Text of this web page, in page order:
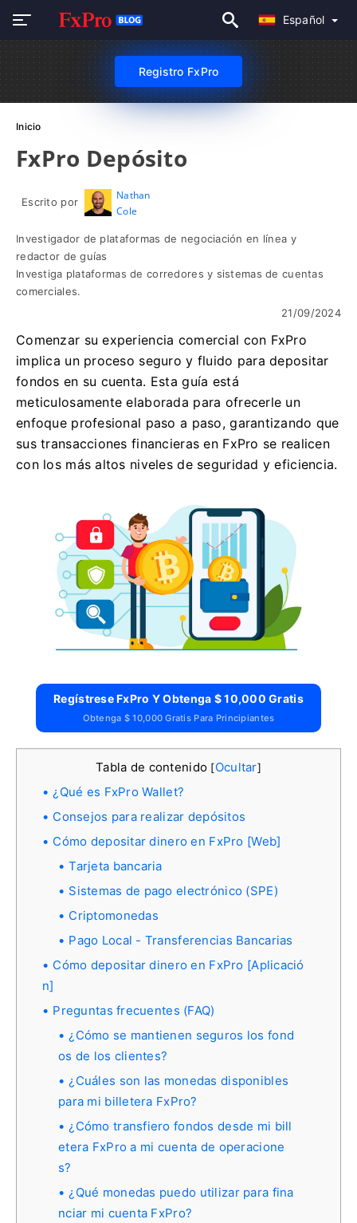
Español
Registro FxPro
Inicio
FxPro Depósito
Escrito por
Nathan
Cole
Investigador de plataformas de negociación en línea y
redactor de guías
Investiga plataformas de corredores y sistemas de cuentas
comerciales.
21/09/2024
Comenzar su experiencia comercial con FxPro
implica un proceso seguro y fluido para depositar
fondos en su cuenta. Esta guía está
meticulosamente elaborada para ofrecerle un
enfoque profesional paso a paso, garantizando que
sus transacciones financieras en FxPro se realicen
con los más altos niveles de seguridad y eficiencia.
Regístrese FxPro Y Obtenga $ 10,000 Gratis
Obtenga $ 10,000 Gratis Para Principiantes
Tabla de contenido [Ocultar]
¿Qué es FxPro Wallet?
Consejos para realizar depósitos
Cómo depositar dinero en FxPro [Web]
Tarjeta bancaria
Sistemas de pago electrónico (SPE)
Criptomonedas
Pago Local - Transferencias Bancarias
Cómo depositar dinero en FxPro [Aplicació
n]
Preguntas frecuentes (FAQ)
¿Cómo se mantienen seguros los fond
os de los clientes?
¿Cuáles son las monedas disponibles
para mi billetera FxPro?
¿Cómo transfiero fondos desde mi bill
etera FxPro a mi cuenta de operacione
s?
¿Qué monedas puedo utilizar para fina
nciar mi cuenta FxPro?